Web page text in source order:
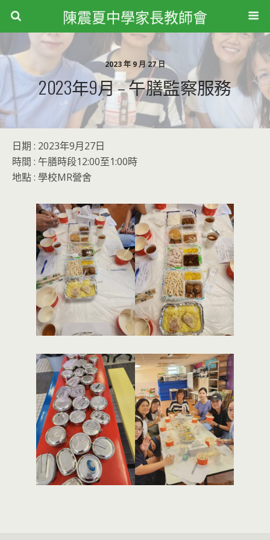
陳震夏中學家長教師會
2023 年 9 月 27 日
2023年9月 – 午膳監察服務
日期 : 2023年9月27日
時間 : 午膳時段12:00至1:00時
地點 : 學校MR營舍